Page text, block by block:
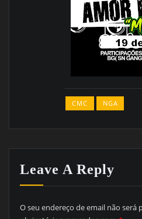
CMC NGA
Leave A Reply
O seu endereço de email não será